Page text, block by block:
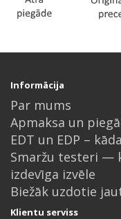
Informācija
Par mums
Apmaksa un
EDT un EDP –
Smaržu testeri —
izdevīga izvēle
Biežāk uzdotie
Klientu serviss